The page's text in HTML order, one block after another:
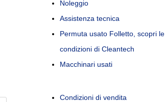
Noleggio
Assistenza tecnica
Permuta usato Folletto, scopri le
condizioni di Cleantech
Macchinari usati
Condizioni di vendita